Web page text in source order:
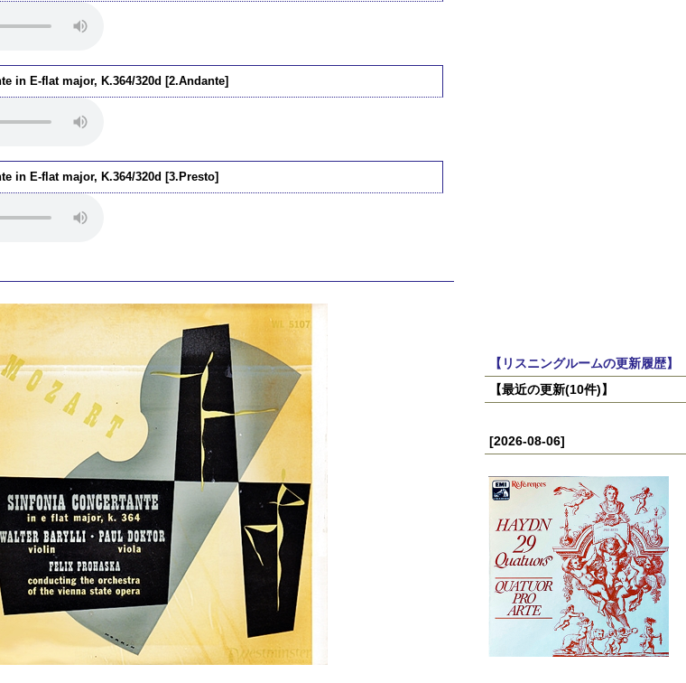
in E-flat major, K.364/320d [2.Andante]
in E-flat major, K.364/320d [3.Presto]
【リスニングルームの更新履歴】
【最近の更新(10件)】
[2026-08-06]